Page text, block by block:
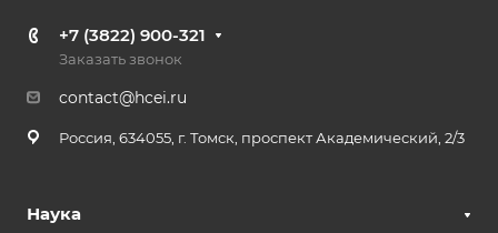
+7 (3822) 900-321
Заказать звонок
contact@hcei.ru
Россия, 634055, г. Томск, проспект Академический, 2/3
Наука